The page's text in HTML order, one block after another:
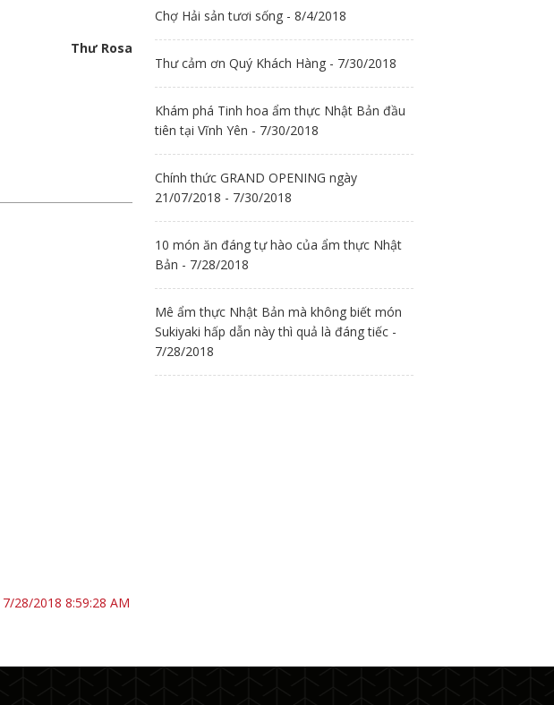
Thư Rosa
7/28/2018 8:59:28 AM
Chợ Hải sản tươi sống - 8/4/2018
Thư cảm ơn Quý Khách Hàng - 7/30/2018
Khám phá Tinh hoa ẩm thực Nhật Bản đầu
tiên tại Vĩnh Yên - 7/30/2018
Chính thức GRAND OPENING ngày
21/07/2018 - 7/30/2018
10 món ăn đáng tự hào của ẩm thực Nhật
Bản - 7/28/2018
Mê ẩm thực Nhật Bản mà không biết món
Sukiyaki hấp dẫn này thì quả là đáng tiếc -
7/28/2018